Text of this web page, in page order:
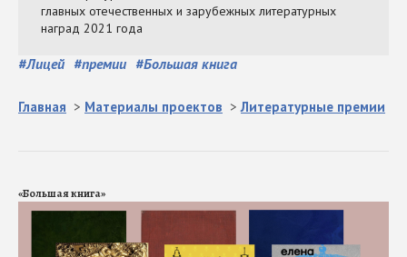
#Лицей #премии #Большая книга
Главная > Материалы проектов >Литературные премии
«Большая книга»